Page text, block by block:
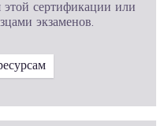
сертификации или
экзаменов.